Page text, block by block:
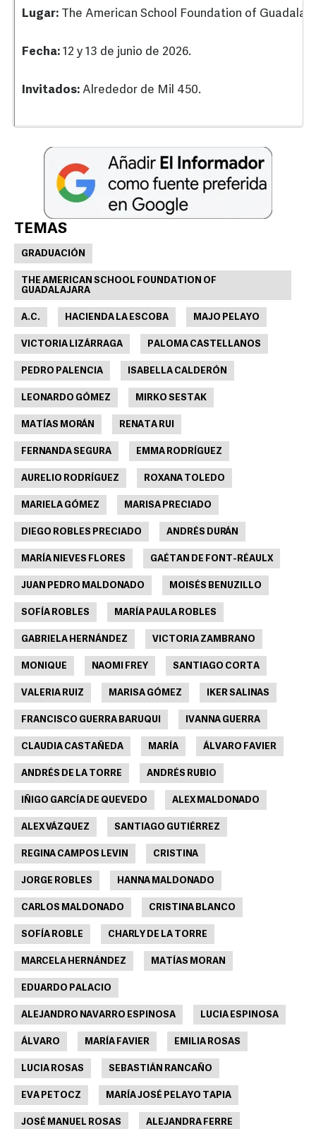
Lugar: The American School Foundation of
Fecha: 12 y 13 de junio de 2026.
Invitados: Alrededor de Mil 450.
TEMAS
GRADUACIÓN
THE AMERICAN SCHOOL FOUNDATION OF
GUADALAJARA
A.C. HACIENDA LA ESCOBA MAJO PELAYO
VICTORIA LIZÁRRAGA PALOMA CASTELLANOS
PEDRO PALENCIA ISABELLA CALDERÓN
LEONARDO GÓMEZ MIRKO SESTAK
MATÍAS MORÁN RENATA RUI
FERNANDA SEGURA EMMA RODRÍGUEZ
AURELIO RODRÍGUEZ ROXANA TOLEDO
MARIELA GÓMEZ MARISA PRECIADO
DIEGO ROBLES PRECIADO ANDRÉS DURÁN
MARÍA NIEVES FLORES GAÉTAN DE FONT-RÉAULX
JUAN PEDRO MALDONADO MOISÉS BENUZILLO
SOFÍA ROBLES MARÍA PAULA ROBLES
GABRIELA HERNÁNDEZ VICTORIA ZAMBRANO
MONIQUE NAOMI FREY SANTIAGO CORTA
VALERIA RUIZ MARISA GÓMEZ IKER SALINAS
FRANCISCO GUERRA BARUQUI IVANNA GUERRA
CLAUDIA CASTAÑEDA MARÍA ÁLVARO FAVIER
ANDRÉS DE LA TORRE ANDRÉS RUBIO
IÑIGO GARCÍA DE QUEVEDO ALEX MALDONADO
ALEX VÁZQUEZ SANTIAGO GUTIÉRREZ
REGINA CAMPOS LEVIN CRISTINA
JORGE ROBLES HANNA MALDONADO
CARLOS MALDONADO CRISTINA BLANCO
SOFÍA ROBLE CHARLY DE LA TORRE
MARCELA HERNÁNDEZ MATÍAS MORAN
EDUARDO PALACIO
ALEJANDRO NAVARRO ESPINOSA LUCIA ESPINOSA
ÁLVARO MARÍA FAVIER EMILIA ROSAS
LUCIA ROSAS SEBASTIÁN RANCAÑO
EVA PETOCZ MARÍA JOSÉ PELAYO TAPIA
JOSÉ MANUEL ROSAS ALEJANDRA FERRE